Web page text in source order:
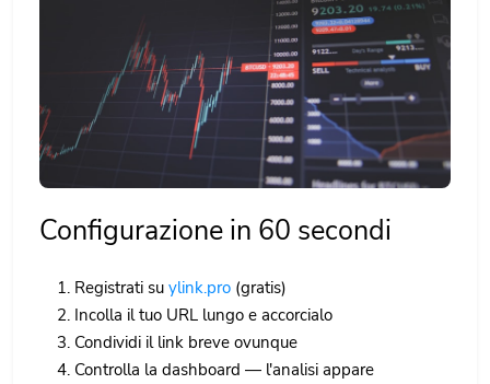
Configurazione in 60 secondi
Registrati su ylink.pro (gratis)
Incolla il tuo URL lungo e accorcialo
Condividi il link breve ovunque
Controlla la dashboard — l'analisi appare